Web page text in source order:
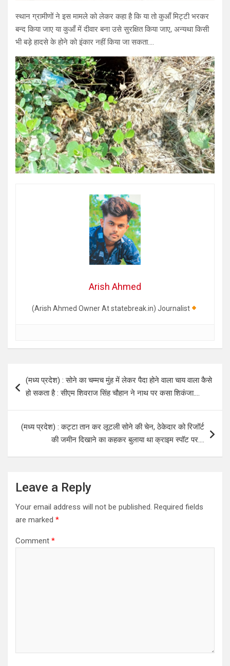
स्थान ग्रामीणों ने इस मामले को लेकर कहा है कि या तो कुआँ मिट्टी भरकर
बन्द किया जाए या कुआँ में दीवार बना उसे सुरक्षित किया जाए, अन्यथा किसी
भी बड़े हादसे के होने को इंकार नहीं किया जा सकता….
Arish Ahmed
(Arish Ahmed Owner At statebreak.in) Journalist
navigation
(मध्य प्रदेश) : सोने का चम्मच मुंह में लेकर पैदा होने वाला चाय वाला कैसे
हो सकता है : सीएम शिवराज सिंह चौहान ने नाथ पर कसा शिकंजा….
(मध्य प्रदेश) : कट्टा तान कर लूटली सोने की चेन, ठेकेदार को रिजॉर्ट
की जमीन दिखाने का कहकर बुलाया था क्राइम स्पॉट पर….
Leave a Reply
Your email address will not be published. Required fields
are marked *
Comment *